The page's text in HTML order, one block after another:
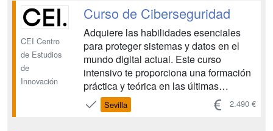
cibernéticas. Hay cuatro convocatorias
anuales con fecha de inicio en Oct...
CEI Centro
de Estudios
de
Innovación
Curso de Ciberseguridad
Adquiere las habilidades esenciales
para proteger sistemas y datos en el
mundo digital actual. Este curso
intensivo te proporciona una formación
práctica y teórica en las últimas
técnicas y herramientas de
ciberseguridad, preparándote para
Sevilla 2.490 €